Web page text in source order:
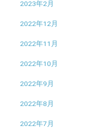
2023年2月
2022年12月
2022年11月
2022年10月
2022年9月
2022年8月
2022年7月